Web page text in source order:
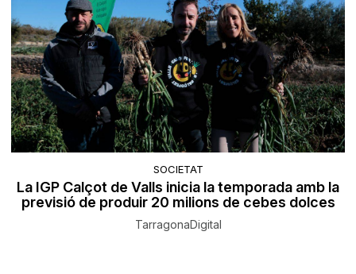
SOCIETAT
La IGP Calçot de Valls inicia la temporada amb la
previsió de produir 20 milions de cebes dolces
TarragonaDigital